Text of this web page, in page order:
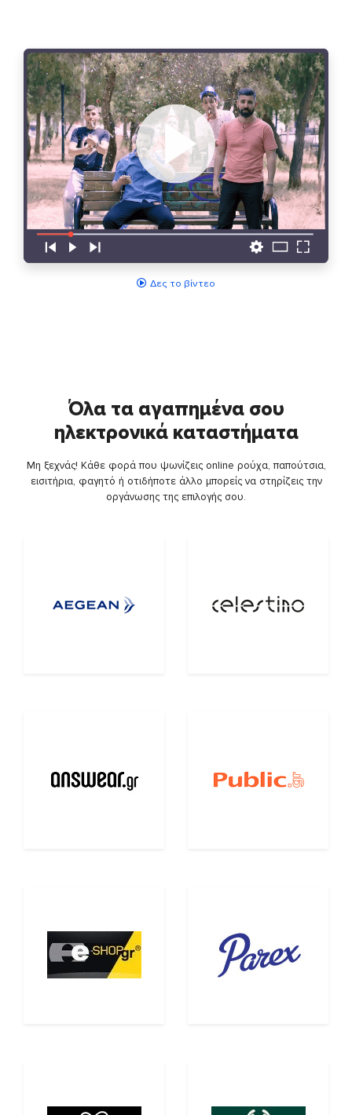
Δες το βίντεο
Όλα τα αγαπημένα σου
ηλεκτρονικά καταστήματα
Μη ξεχνάς! Κάθε φορά που ψωνίζεις online ρούχα, παπούτσια,
εισιτήρια, φαγητό ή οτιδήποτε άλλο μπορείς να στηρίζεις την
οργάνωσης της επιλογής σου.